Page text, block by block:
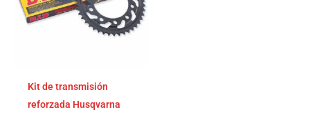
Kit de transmisión
reforzada Husqvarna